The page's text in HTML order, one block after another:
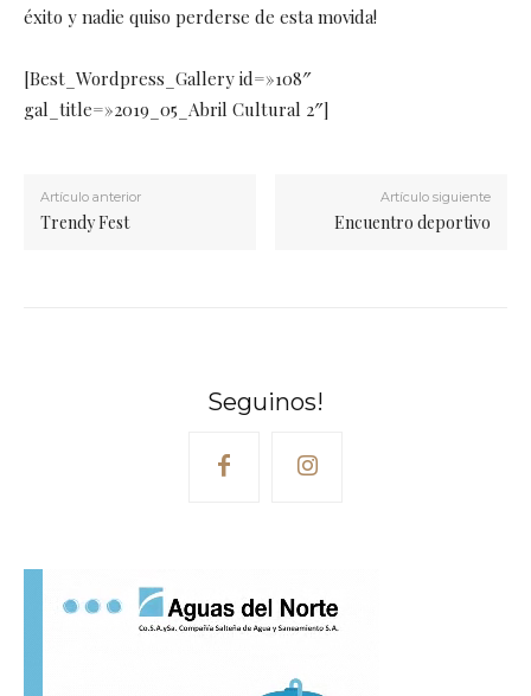
éxito y nadie quiso perderse de esta movida!
[Best_Wordpress_Gallery id=»108″
gal_title=»2019_05_Abril Cultural 2″]
Artículo anterior
Trendy Fest
Artículo siguiente
Encuentro deportivo
Seguinos!